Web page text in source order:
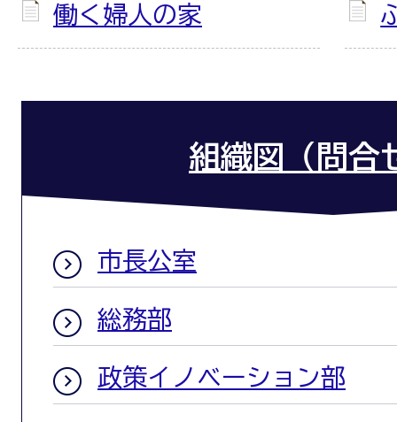
働く婦人の家
組織図（問合
市長公室
総務部
政策イノベーション部